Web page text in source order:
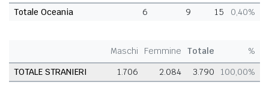
Totale Oceania
6 9 15 0,40%
Maschi Femmine Totale
%
TOTALE STRANIERI
1.706 2.084 3.790 100,00%